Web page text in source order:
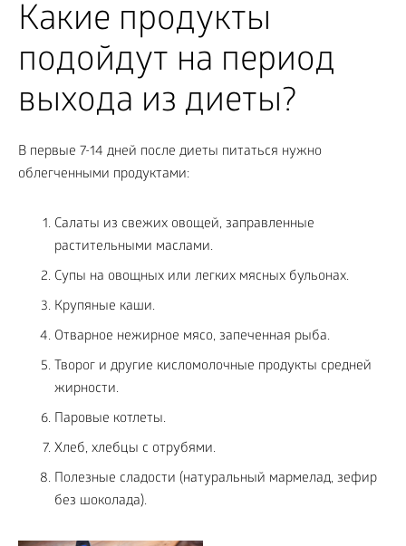
Какие продукты
подойдут на период
выхода из диеты?
В первые 7-14 дней после диеты питаться нужно
облегченными продуктами:
Салаты из свежих овощей, заправленные
растительными маслами.
Супы на овощных или легких мясных бульонах.
Крупяные каши.
Отварное нежирное мясо, запеченная рыба.
Творог и другие кисломолочные продукты средней
жирности.
Паровые котлеты.
Хлеб, хлебцы с отрубями.
Полезные сладости (натуральный мармелад, зефир
без шоколада).